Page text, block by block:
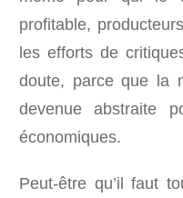
profitable,
les efforts de
doute, parce que la
devenue abstraite
économiques.
Peut-être qu’il faut